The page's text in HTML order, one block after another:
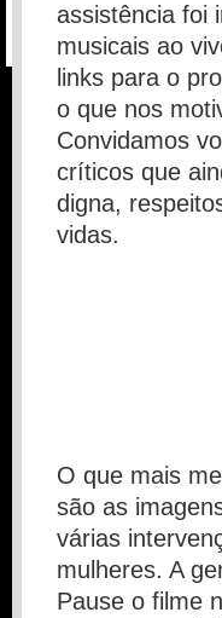
assistência foi
musicais ao
links para o
o que nos
Convidamos
críticos que
digna,
vidas.
O que mais
são as
várias
mulheres. A
Pause o filme